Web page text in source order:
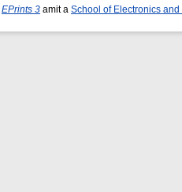
EPrints 3 amit a School of Electronics